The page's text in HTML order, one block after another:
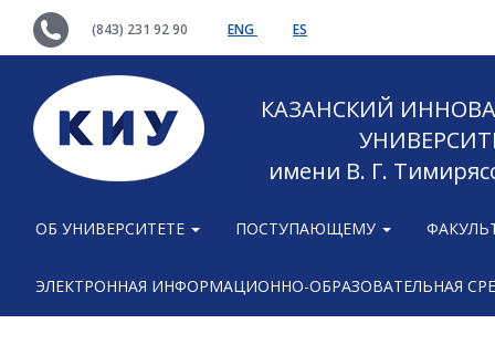
(843) 231 92 90 ENG ES
КАЗАНСКИЙ
имени В. Г.
ОБ УНИВЕРСИТЕТЕ ПОСТУПАЮЩЕМУ
ЭЛЕКТРОННАЯ ИНФОРМАЦИОННО-ОБРАЗОВАТЕЛЬНАЯ